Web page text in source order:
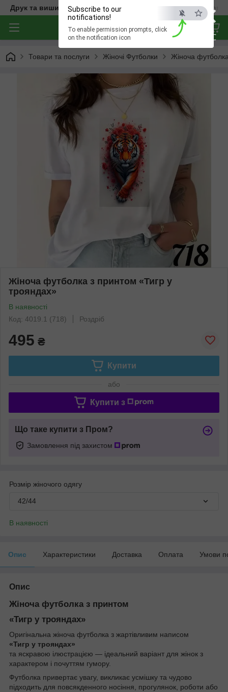
×
ESC
Subscribe to our
notifications!
To enable permission prompts, click
on the notification icon
Друк та вишивка на одязі — створюємо речі з характером
Товари та послуги Жіночі Футболки Жіноча
Жіноча футболка з принтом «Тигр у
трояндах»
В наявності
Код: 4019.1 (718)
Роздріб
495 ₴
Купити
або
Купити з
Що таке купити з Пром?
Замовлення під захистом
Розмір жіночого одягу
42/44
В наявності
Опис Характеристики Доставка Оплата Умови
Опис
Жіноча футболка з принтом
«Тигр у трояндах»
Оригінальна жіноча футболка з жартівливим написом
«Тигр у трояндах»
та яскравою ілюстрацією — ідеальний варіант для жінок з
характером і почуттям гумору.
Футболка привертає увагу, викликає усмішку та чудово
підходить для повсякденного носіння, прогулянок, роботи або